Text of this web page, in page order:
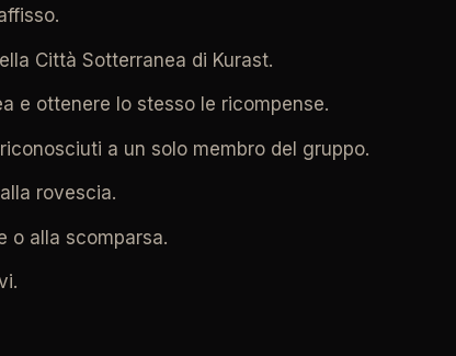
Città Sotterranea di Kurast.
e ottenere lo stesso le ricompense.
a un solo membro del gruppo.
rovescia.
o alla scomparsa.